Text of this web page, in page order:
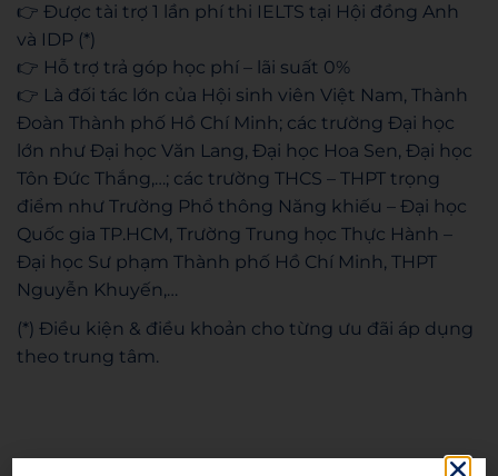
👉 Được tài trợ 1 lần phí thi IELTS tại Hội đồng Anh
và IDP (*)
👉 Hỗ trợ trả góp học phí – lãi suất 0%
👉 Là đối tác lớn của Hội sinh viên Việt Nam, Thành
Đoàn Thành phố Hồ Chí Minh; các trường Đại học
lớn như Đại học Văn Lang, Đại học Hoa Sen, Đại học
Tôn Đức Thắng,…; các trường THCS – THPT trọng
điểm như Trường Phổ thông Năng khiếu – Đại học
Quốc gia TP.HCM, Trường Trung học Thực Hành –
Đại học Sư phạm Thành phố Hồ Chí Minh, THPT
Nguyễn Khuyến,…
(*) Điều kiện & điều khoản cho từng ưu đãi áp dụng
theo trung tâm.